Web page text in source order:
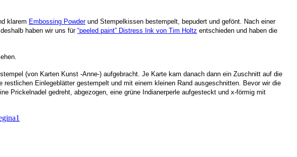
klarem Embossing Powderund Stempelkissen bestempelt, bepudert und gefönt. Nach einer
haben wir uns für “peeled paint” Distress Ink von Tim Holtz entschieden und haben die
(von Karten Kunst -Anne-) aufgebracht. Je Karte kam danach dann ein Zuschnitt auf die
Einlegeblätter gestempelt und mit einem kleinen Rand ausgeschnitten. Bevor wir die
Prickelnadel gedreht, abgezogen, eine grüne Indianerperle aufgesteckt und x-förmig mit